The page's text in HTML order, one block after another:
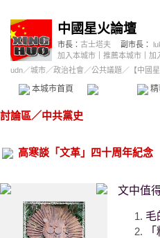
中國星火論壇
市長： 古士塔夫 副市長：
加入本城市
推薦本城市 加
udn／城市／政治社會 ／公共議題 ／ 【中國
本城市首頁 精
討論區／中共黨史
高寒談「文革」四十周年紀念
文中值
毛